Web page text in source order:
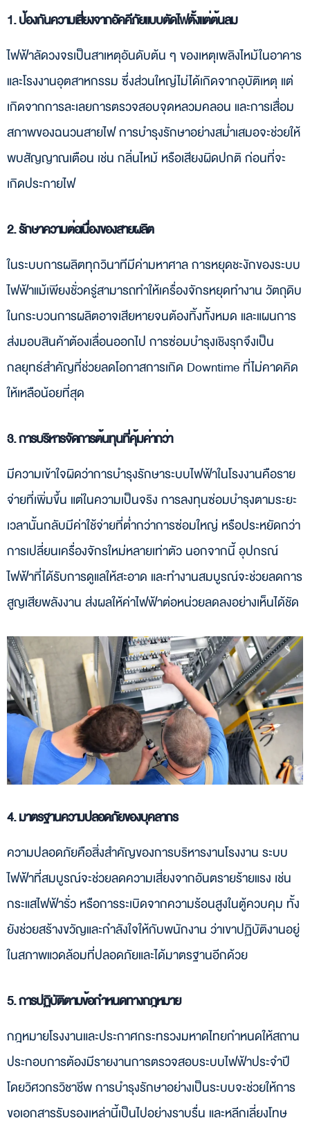
1. ป้องกันความเสี่ยงจากอัคคีภัยแบบตัดไฟตั้งแต่ต้นลม
ไฟฟ้าลัดวงจรเป็นสาเหตุอันดับต้น ๆ ของเหตุเพลิงไหม้ในอาคาร
และโรงงานอุตสาหกรรม ซึ่งส่วนใหญ่ไม่ได้เกิดจากอุบัติเหตุ แต่
เกิดจากการละเลยการตรวจสอบจุดหลวมคลอน และการเสื่อม
สภาพของฉนวนสายไฟ การบำรุงรักษาอย่างสม่ำเสมอจะช่วยให้
พบสัญญาณเตือน เช่น กลิ่นไหม้ หรือเสียงผิดปกติ ก่อนที่จะ
เกิดประกายไฟ
2. รักษาความต่อเนื่องของสายผลิต
ในระบบการผลิตทุกวินาทีมีค่ามหาศาล การหยุดชะงักของระบบ
ไฟฟ้าแม้เพียงชั่วครู่สามารถทำให้เครื่องจักรหยุดทำงาน วัตถุดิบ
ในกระบวนการผลิตอาจเสียหายจนต้องทิ้งทั้งหมด และแผนการ
ส่งมอบสินค้าต้องเลื่อนออกไป การซ่อมบำรุงเชิงรุกจึงเป็น
กลยุทธ์สำคัญที่ช่วยลดโอกาสการเกิด Downtime ที่ไม่คาดคิด
ให้เหลือน้อยที่สุด
3. การบริหารจัดการต้นทุนที่คุ้มค่ากว่า
มีความเข้าใจผิดว่าการบำรุงรักษาระบบไฟฟ้าในโรงงานคือราย
จ่ายที่เพิ่มขึ้น แต่ในความเป็นจริง การลงทุนซ่อมบำรุงตามระยะ
เวลานั้นกลับมีค่าใช้จ่ายที่ต่ำกว่าการซ่อมใหญ่ หรือประหยัดกว่า
การเปลี่ยนเครื่องจักรใหม่หลายเท่าตัว นอกจากนี้ อุปกรณ์
ไฟฟ้าที่ได้รับการดูแลให้สะอาด และทำงานสมบูรณ์จะช่วยลดการ
สูญเสียพลังงาน ส่งผลให้ค่าไฟฟ้าต่อหน่วยลดลงอย่างเห็นได้ชัด
4. มาตรฐานความปลอดภัยของบุคลากร
ความปลอดภัยคือสิ่งสำคัญของการบริหารงานโรงงาน ระบบ
ไฟฟ้าที่สมบูรณ์จะช่วยลดความเสี่ยงจากอันตรายร้ายแรง เช่น
กระแสไฟฟ้ารั่ว หรือการระเบิดจากความร้อนสูงในตู้ควบคุม ทั้ง
ยังช่วยสร้างขวัญและกำลังใจให้กับพนักงาน ว่าเขาปฏิบัติงานอยู่
ในสภาพแวดล้อมที่ปลอดภัยและได้มาตรฐานอีกด้วย
5. การปฏิบัติตามข้อกำหนดทางกฎหมาย
กฎหมายโรงงานและประกาศกระทรวงมหาดไทยกำหนดให้สถาน
ประกอบการต้องมีรายงานการตรวจสอบระบบไฟฟ้าประจำปี
โดยวิศวกรวิชาชีพ การบำรุงรักษาอย่างเป็นระบบจะช่วยให้การ
ขอเอกสารรับรองเหล่านี้เป็นไปอย่างราบรื่น และหลีกเลี่ยงโทษ